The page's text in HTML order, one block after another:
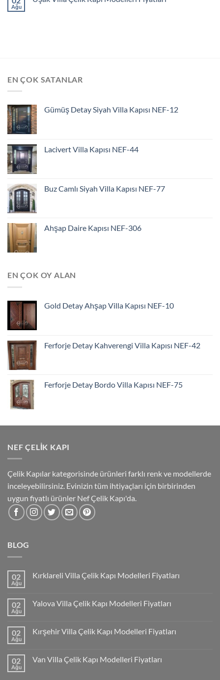
Ağu
EN ÇOK SATANLAR
Gümüş Detay Siyah Villa Kapısı NEF-12
Lacivert Villa Kapısı NEF-44
Buz Camlı Siyah Villa Kapısı NEF-77
Ahşap Daire Kapısı NEF-306
EN ÇOK OY ALAN
Gold Detay Ahşap Villa Kapısı NEF-10
Ferforje Detay Kahverengi Villa Kapısı NEF-42
Ferforje Detay Bordo Villa Kapısı NEF-75
NEF ÇELIK KAPI
Çelik Kapılar kategorisinde ürünleri farklı renk ve modellerde
inceleyebilirsiniz. Evinizin tüm ihtiyaçları için birbirinden
uygun fiyatlı ürünler Nef Çelik Kapı'da.
BLOG
02
Ağu
Kırklareli Villa Çelik Kapı Modelleri Fiyatları
02
Ağu
Yalova Villa Çelik Kapı Modelleri Fiyatları
02
Ağu
Kırşehir Villa Çelik Kapı Modelleri Fiyatları
02
Ağu
Van Villa Çelik Kapı Modelleri Fiyatları